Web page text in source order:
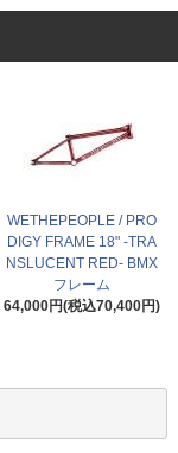
WETHEPEOPLE / PRO
DIGY FRAME 18" -TRA
NSLUCENT RED- BMX
フレーム
64,000円(税込70,400円)